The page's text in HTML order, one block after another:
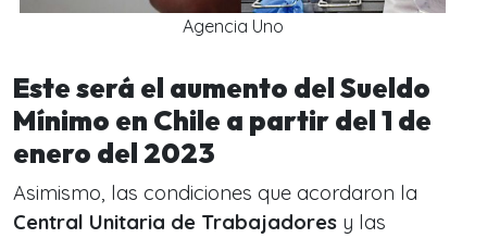
Agencia Uno
Este será el aumento del Sueldo
Mínimo en Chile a partir del 1 de
enero del 2023
Asimismo, las condiciones que acordaron la
Central Unitaria de Trabajadores y las